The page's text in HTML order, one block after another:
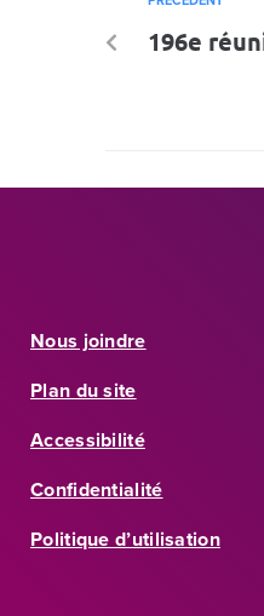
196e
Nous joindre
Plan du site
Accessibilité
Confidentialité
Politique d’utilisation